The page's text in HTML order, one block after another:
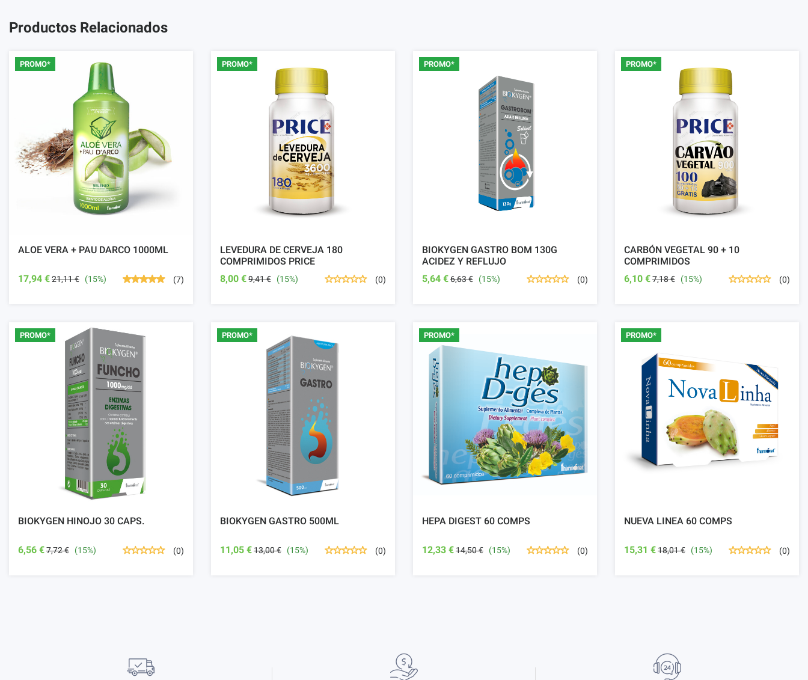
Productos Relacionados
PROMO*
ALOE VERA + PAU DARCO 1000ML
17,94 €21,11 € (15%) (7)
PROMO*
LEVEDURA DE CERVEJA 180
COMPRIMIDOS PRICE
8,00 €9,41 € (15%) (0)
PROMO*
BIOKYGEN GASTRO BOM 130G
ACIDEZ Y REFLUJO
5,64 €6,63 € (15%) (0)
PROMO*
CARBÓN VEGETAL 90 + 10
COMPRIMIDOS
6,10 €7,18 € (15%) (0)
PROMO*
BIOKYGEN HINOJO 30 CAPS.
6,56 €7,72 € (15%) (0)
PROMO*
BIOKYGEN GASTRO 500ML
11,05 €13,00 € (15%) (0)
PROMO*
HEPA DIGEST 60 COMPS
12,33 €14,50 € (15%) (0)
PROMO*
NUEVA LINEA 60 COMPS
15,31 €18,01 € (15%) (0)